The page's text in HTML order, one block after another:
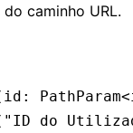
caminho URL.
: PathParam<
"ID do